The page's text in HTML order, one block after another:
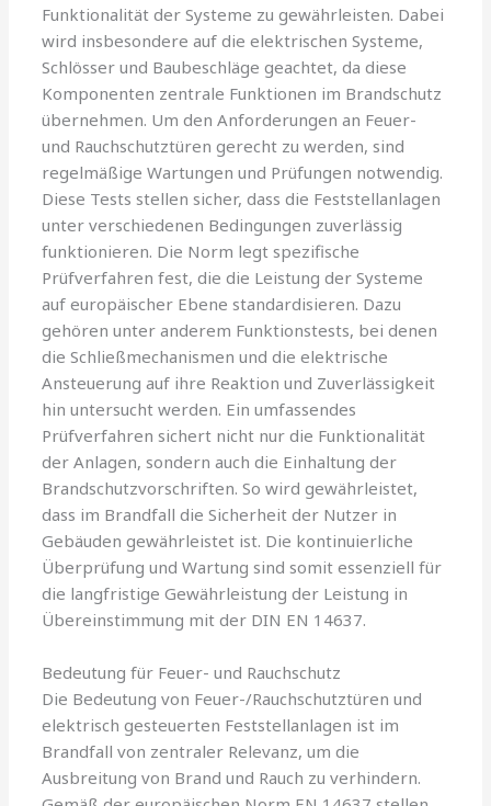
Funktionalität der Systeme zu gewährleisten. Dabei
wird insbesondere auf die elektrischen Systeme,
Schlösser und Baubeschläge geachtet, da diese
Komponenten zentrale Funktionen im Brandschutz
übernehmen. Um den Anforderungen an Feuer-
und Rauchschutztüren gerecht zu werden, sind
regelmäßige Wartungen und Prüfungen notwendig.
Diese Tests stellen sicher, dass die Feststellanlagen
unter verschiedenen Bedingungen zuverlässig
funktionieren. Die Norm legt spezifische
Prüfverfahren fest, die die Leistung der Systeme
auf europäischer Ebene standardisieren. Dazu
gehören unter anderem Funktionstests, bei denen
die Schließmechanismen und die elektrische
Ansteuerung auf ihre Reaktion und Zuverlässigkeit
hin untersucht werden. Ein umfassendes
Prüfverfahren sichert nicht nur die Funktionalität
der Anlagen, sondern auch die Einhaltung der
Brandschutzvorschriften. So wird gewährleistet,
dass im Brandfall die Sicherheit der Nutzer in
Gebäuden gewährleistet ist. Die kontinuierliche
Überprüfung und Wartung sind somit essenziell für
die langfristige Gewährleistung der Leistung in
Übereinstimmung mit der DIN EN 14637.
Bedeutung für Feuer- und Rauchschutz
Die Bedeutung von Feuer-/Rauchschutztüren und
elektrisch gesteuerten Feststellanlagen ist im
Brandfall von zentraler Relevanz, um die
Ausbreitung von Brand und Rauch zu verhindern.